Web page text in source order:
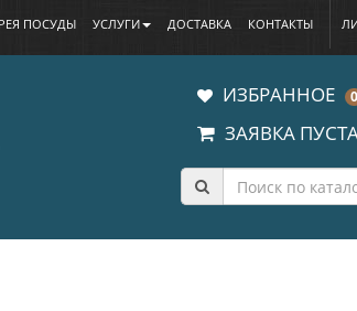
ПОСУДЫ УСЛУГИ ДОСТАВКА КОНТАКТЫ
ИЗБРАННОЕ 0
ЗАЯВКА